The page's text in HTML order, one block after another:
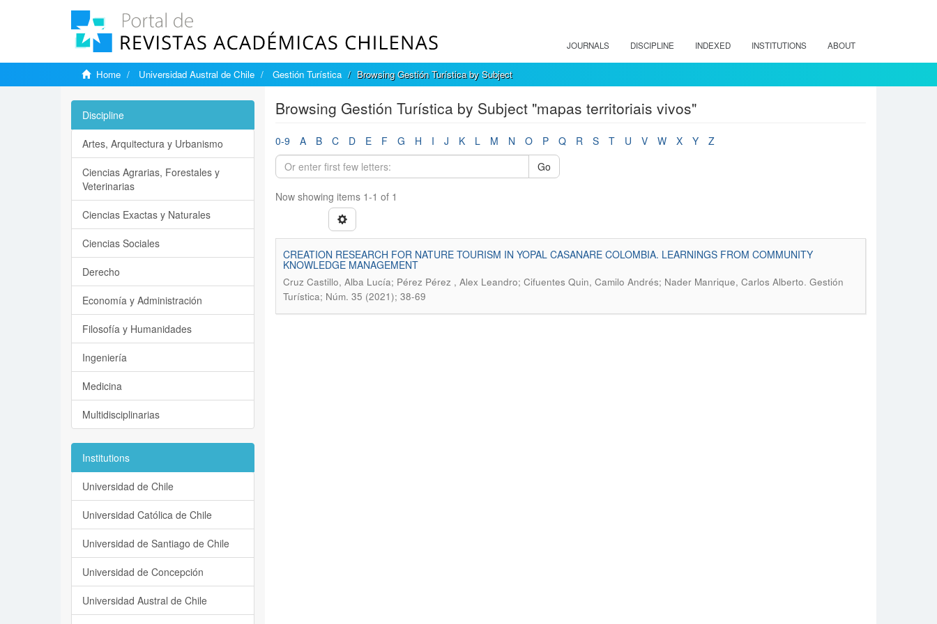
JOURNALS DISCIPLINE INDEXED INSTITUTIONS ABOUT
Home Universidad Austral de Chile Gestión Turística Browsing Gestión Turística by Subject
Browsing Gestión Turística by Subject "mapas territoriais vivos"
0-9 A B C D E F G H I J K L M N O P Q R S T U V W X Y
Z
Go
Now showing items 1-1 of 1
CREATION RESEARCH FOR NATURE TOURISM IN YOPAL CASANARE COLOMBIA. LEARNINGS FROM COMMUNITY
KNOWLEDGE MANAGEMENT
Cruz Castillo, Alba Lucía; Pérez Pérez , Alex Leandro; Cifuentes Quin, Camilo Andrés; Nader Manrique, Carlos Alberto. Gestión
Turística; Núm. 35 (2021); 38-69
Discipline
Artes, Arquitectura y Urbanismo
Ciencias Agrarias, Forestales y
Veterinarias
Ciencias Exactas y Naturales
Ciencias Sociales
Derecho
Economía y Administración
Filosofía y Humanidades
Ingeniería
Medicina
Multidisciplinarias
Institutions
Universidad de Chile
Universidad Católica de Chile
Universidad de Santiago de Chile
Universidad de Concepción
Universidad Austral de Chile